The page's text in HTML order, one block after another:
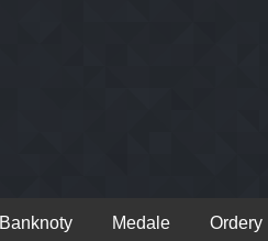
Banknoty Medale Ordery